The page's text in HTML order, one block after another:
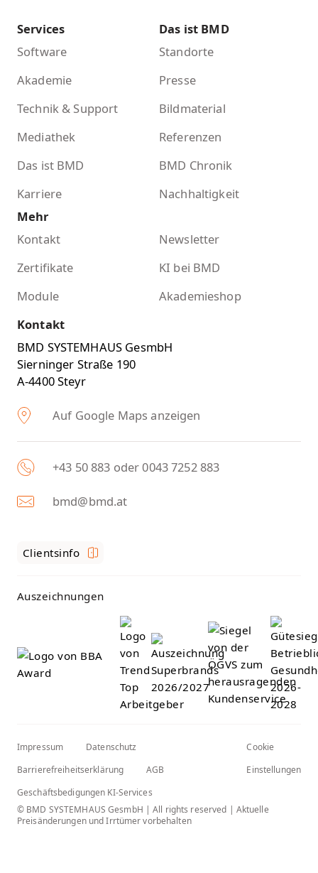
Services
Software
Akademie
Technik & Support
Mediathek
Das ist BMD
Karriere
Das ist BMD
Standorte
Presse
Bildmaterial
Referenzen
BMD Chronik
Nachhaltigkeit
Mehr
Kontakt
Newsletter
Zertifikate
KI bei BMD
Module
Akademieshop
Kontakt
BMD SYSTEMHAUS GesmbH
Sierninger Straße 190
A-4400 Steyr
Auf Google Maps anzeigen
+43 50 883 oder 0043 7252 883
bmd@bmd.at
Clientsinfo
Auszeichnungen
Impressum
Datenschutz
Barrierefreiheitserklärung
AGB
Geschäftsbedigungen KI-Services
Cookie
Einstellungen
© BMD SYSTEMHAUS GesmbH | All rights reserved | Aktuelle
Preisänderungen und Irrtümer vorbehalten